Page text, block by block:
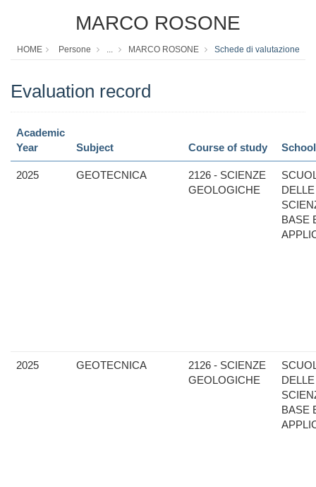
MARCO ROSONE
HOME Persone ... MARCO ROSONE Schede di valutazione
Evaluation record
Academic
Year
Subject Course of study School
2025 GEOTECNICA
2126 - SCIENZE
GEOLOGICHE
DELLE
BASE
2025 GEOTECNICA
2126 - SCIENZE
GEOLOGICHE
DELLE
BASE